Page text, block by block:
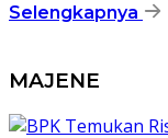
Selengkapnya
MAJENE